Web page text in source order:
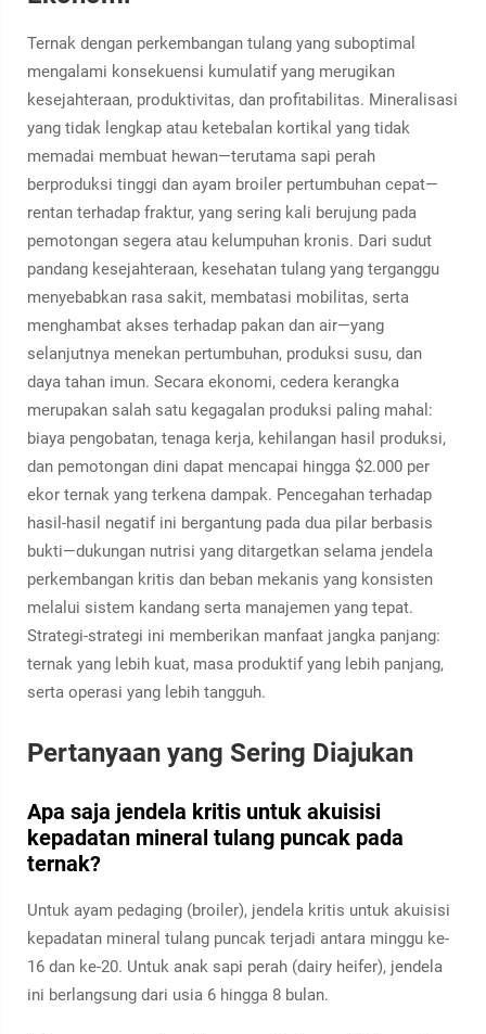
Ternak dengan perkembangan tulang yang suboptimal
mengalami konsekuensi kumulatif yang merugikan
kesejahteraan, produktivitas, dan profitabilitas. Mineralisasi
yang tidak lengkap atau ketebalan kortikal yang tidak
memadai membuat hewan—terutama sapi perah
berproduksi tinggi dan ayam broiler pertumbuhan cepat—
rentan terhadap fraktur, yang sering kali berujung pada
pemotongan segera atau kelumpuhan kronis. Dari sudut
pandang kesejahteraan, kesehatan tulang yang terganggu
menyebabkan rasa sakit, membatasi mobilitas, serta
menghambat akses terhadap pakan dan air—yang
selanjutnya menekan pertumbuhan, produksi susu, dan
daya tahan imun. Secara ekonomi, cedera kerangka
merupakan salah satu kegagalan produksi paling mahal:
biaya pengobatan, tenaga kerja, kehilangan hasil produksi,
dan pemotongan dini dapat mencapai hingga $2.000 per
ekor ternak yang terkena dampak. Pencegahan terhadap
hasil-hasil negatif ini bergantung pada dua pilar berbasis
bukti—dukungan nutrisi yang ditargetkan selama jendela
perkembangan kritis dan beban mekanis yang konsisten
melalui sistem kandang serta manajemen yang tepat.
Strategi-strategi ini memberikan manfaat jangka panjang:
ternak yang lebih kuat, masa produktif yang lebih panjang,
serta operasi yang lebih tangguh.
Pertanyaan yang Sering Diajukan
Apa saja jendela kritis untuk akuisisi
kepadatan mineral tulang puncak pada
ternak?
Untuk ayam pedaging (broiler), jendela kritis untuk akuisisi
kepadatan mineral tulang puncak terjadi antara minggu ke-
16 dan ke-20. Untuk anak sapi perah (dairy heifer), jendela
ini berlangsung dari usia 6 hingga 8 bulan.